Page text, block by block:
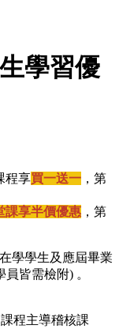
學習優
程享買一送一 ，第
課享半價優惠 ，第
學學生及應屆畢業
皆需檢附) 。
程主導稽核課